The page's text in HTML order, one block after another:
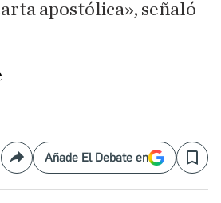
apostólica», señaló
CompartirAñade El Debate en Save